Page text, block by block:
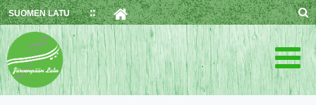
Skip
to
content
SUOMEN LATU